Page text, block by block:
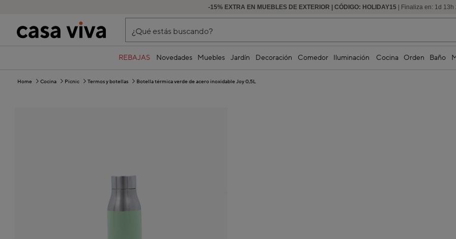
-15% EXTRA EN MUEBLES DE EXTERIOR | CÓDIGO: HOLIDAY15 | Finaliza en: 1d 13 h
HASTA -60% DE DESCUENTO | SEGUNDAS REBAJAS
¿Qué estás buscando?
REBAJAS Novedades Muebles Jardín Decoración Comedor Iluminación Cocina Orden Baño
Home Cocina Picnic Termos y botellas Botella térmica verde de acero inoxidable Joy 0,5L